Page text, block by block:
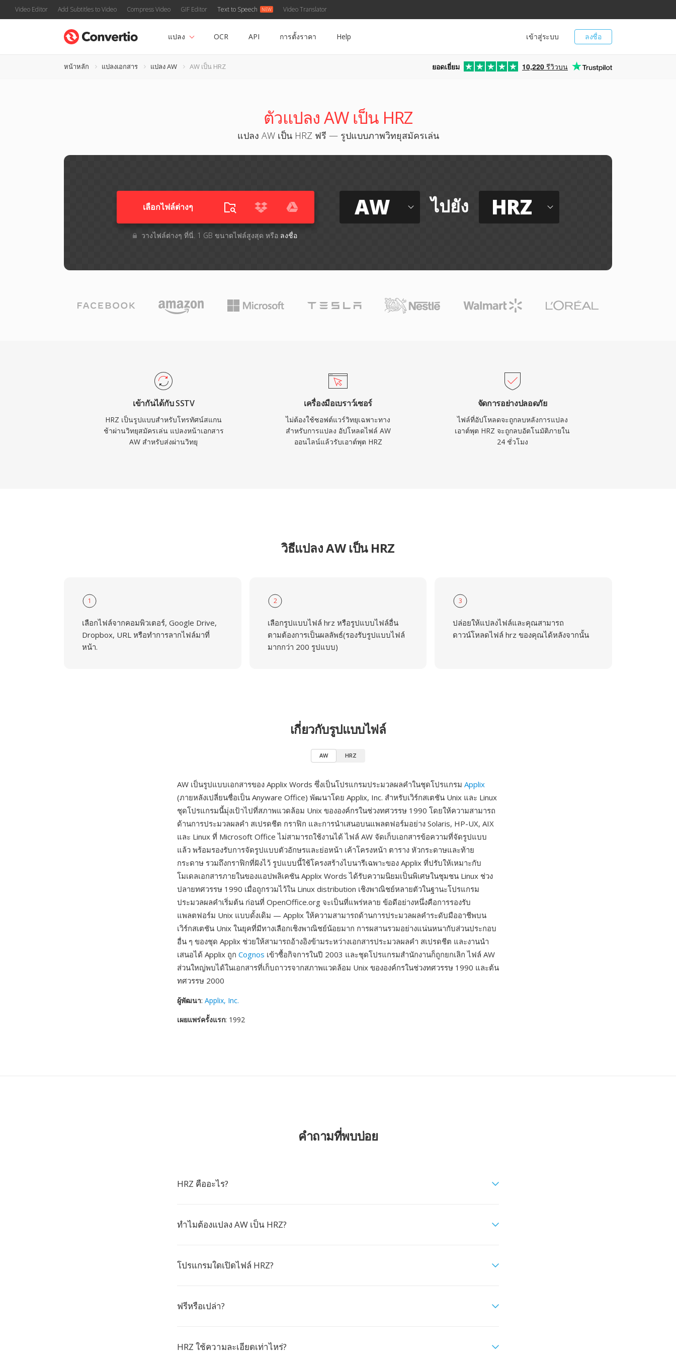
Video Editor Add Subtitles to Video Compress Video GIF Editor Text to Speech Video Translator
ลงชื่อ
เข้าสู่ระบบ
แปลง OCR API การตั้งราคา Help
หน้าหลัก แปลงเอกสาร แปลง AW AW เป็น HRZ ยอดเยี่ยม 10,220 รีวิวบน
ตัวแปลง AW เป็น HRZ
แปลง AW เป็น HRZ ฟรี — รูปแบบภาพวิทยุสมัครเล่น
เลือกไฟล์ต่างๆ​
วางไฟล์ต่างๆ​ ที่นี่. 1 GB ขนาดไฟล์สูงสุด หรือ ลงชื่อ
AW ไปยัง HRZ
เข้ากันได้กับ SSTV
HRZ เป็นรูปแบบสำหรับโทรทัศน์สแกน
ช้าผ่านวิทยุสมัครเล่น แปลงหน้าเอกสาร
AW สำหรับส่งผ่านวิทยุ
เครื่องมือเบราว์เซอร์
ไม่ต้องใช้ซอฟต์แวร์วิทยุเฉพาะทาง
สำหรับการแปลง อัปโหลดไฟล์ AW
ออนไลน์แล้วรับเอาต์พุต HRZ
จัดการอย่างปลอดภัย
ไฟล์ที่อัปโหลดจะถูกลบหลังการแปลง
เอาต์พุต HRZ จะถูกลบอัตโนมัติภายใน
24 ชั่วโมง
วิธีแปลง AW เป็น HRZ
1
เลือกไฟล์จากคอมพิวเตอร์, Google Drive,
Dropbox, URL หรือทำการลากไฟล์มาที่
หน้า.
2
เลือกรูปแบบไฟล์ hrz หรือรูปแบบไฟล์อื่น
ตามต้องการเป็นผลลัพธ์(รองรับรูปแบบไฟล์
มากกว่า 200 รูปแบบ)
3
ปล่อยให้แปลงไฟล์และคุณสามารถ
ดาวน์โหลดไฟล์ hrz ของคุณได้หลังจากนั้น
เกี่ยวกับรูปแบบไฟล์
AW HRZ
AW เป็นรูปแบบเอกสารของ Applix Words ซึ่งเป็นโปรแกรมประมวลผลคำในชุดโปรแกรม Applix
(ภายหลังเปลี่ยนชื่อเป็น Anyware Office) พัฒนาโดย Applix, Inc. สำหรับเวิร์กสเตชัน Unix และ Linux
ชุดโปรแกรมนี้มุ่งเป้าไปที่สภาพแวดล้อม Unix ขององค์กรในช่วงทศวรรษ 1990 โดยให้ความสามารถ
ด้านการประมวลผลคำ สเปรดชีต กราฟิก และการนำเสนอบนแพลตฟอร์มอย่าง Solaris, HP-UX, AIX
และ Linux ที่ Microsoft Office ไม่สามารถใช้งานได้ ไฟล์ AW จัดเก็บเอกสารข้อความที่จัดรูปแบบ
แล้ว พร้อมรองรับการจัดรูปแบบตัวอักษรและย่อหน้า เค้าโครงหน้า ตาราง หัวกระดาษและท้าย
กระดาษ รวมถึงกราฟิกที่ฝังไว้ รูปแบบนี้ใช้โครงสร้างไบนารีเฉพาะของ Applix ที่ปรับให้เหมาะกับ
โมเดลเอกสารภายในของแอปพลิเคชัน Applix Words ได้รับความนิยมเป็นพิเศษในชุมชน Linux ช่วง
ปลายทศวรรษ 1990 เมื่อถูกรวมไว้ใน Linux distribution เชิงพาณิชย์หลายตัวในฐานะโปรแกรม
ประมวลผลคำเริ่มต้น ก่อนที่ OpenOffice.org จะเป็นที่แพร่หลาย ข้อดีอย่างหนึ่งคือการรองรับ
แพลตฟอร์ม Unix แบบดั้งเดิม — Applix ให้ความสามารถด้านการประมวลผลคำระดับมืออาชีพบน
เวิร์กสเตชัน Unix ในยุคที่มีทางเลือกเชิงพาณิชย์น้อยมาก การผสานรวมอย่างแน่นหนากับส่วนประกอบ
อื่น ๆ ของชุด Applix ช่วยให้สามารถอ้างอิงข้ามระหว่างเอกสารประมวลผลคำ สเปรดชีต และงานนำ
เสนอได้ Applix ถูก Cognos เข้าซื้อกิจการในปี 2003 และชุดโปรแกรมสำนักงานก็ถูกยกเลิก ไฟล์ AW
ส่วนใหญ่พบได้ในเอกสารที่เก็บถาวรจากสภาพแวดล้อม Unix ขององค์กรในช่วงทศวรรษ 1990 และต้น
ทศวรรษ 2000
ผู้พัฒนา: Applix, Inc.
เผยแพร่ครั้งแรก: 1992
คำถามที่พบบ่อย
HRZ คืออะไร?
ทำไมต้องแปลง AW เป็น HRZ?
โปรแกรมใดเปิดไฟล์ HRZ?
ฟรีหรือเปล่า?
HRZ ใช้ความละเอียดเท่าไหร่?